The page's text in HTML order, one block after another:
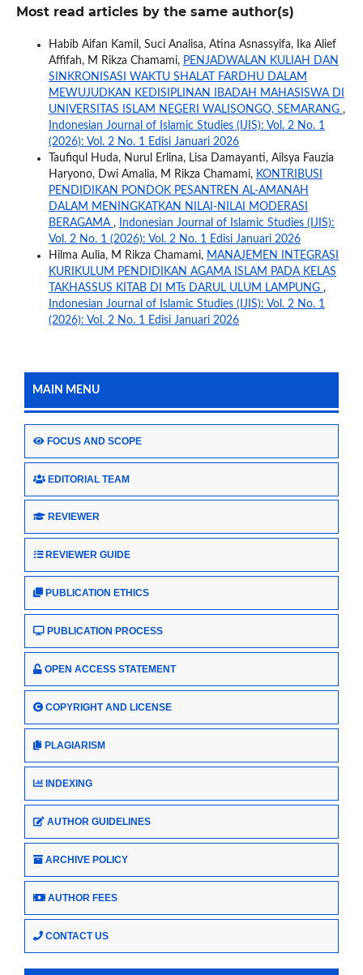
Most read articles by the same author(s)
Habib Aifan Kamil, Suci Analisa, Atina Asnassyifa, Ika Alief
Affifah, M Rikza Chamami, PENJADWALAN KULIAH DAN
SINKRONISASI WAKTU SHALAT FARDHU DALAM
MEWUJUDKAN KEDISIPLINAN IBADAH MAHASISWA DI
UNIVERSITAS ISLAM NEGERI WALISONGO, SEMARANG ,
Indonesian Journal of Islamic Studies (IJIS): Vol. 2 No. 1
(2026): Vol. 2 No. 1 Edisi Januari 2026
Taufiqul Huda, Nurul Erlina, Lisa Damayanti, Ailsya Fauzia
Haryono, Dwi Amalia, M Rikza Chamami, KONTRIBUSI
PENDIDIKAN PONDOK PESANTREN AL-AMANAH
DALAM MENINGKATKAN NILAI-NILAI MODERASI
BERAGAMA ,
Indonesian Journal of Islamic Studies (IJIS):
Vol. 2 No. 1 (2026): Vol. 2 No. 1 Edisi Januari 2026
Hilma Aulia, M Rikza Chamami, MANAJEMEN INTEGRASI
KURIKULUM PENDIDIKAN AGAMA ISLAM PADA KELAS
TAKHASSUS KITAB DI MTs DARUL ULUM LAMPUNG ,
Indonesian Journal of Islamic Studies (IJIS): Vol. 2 No. 1
(2026): Vol. 2 No. 1 Edisi Januari 2026
MAIN MENU
FOCUS AND SCOPE
EDITORIAL TEAM
REVIEWER
REVIEWER GUIDE
PUBLICATION ETHICS
PUBLICATION PROCESS
OPEN ACCESS STATEMENT
COPYRIGHT AND LICENSE
PLAGIARISM
INDEXING
AUTHOR GUIDELINES
ARCHIVE POLICY
AUTHOR FEES
CONTACT US